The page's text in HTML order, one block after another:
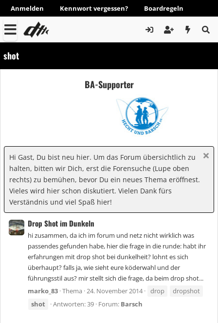
Anmelden Kennwort vergessen? Boardregeln
shot
BA-Supporter
Hi Gast, Du bist neu hier. Um das Forum übersichtlich zu
halten, bitten wir Dich, erst die Forensuche (Lupe oben
rechts) zu bemühen, bevor Du ein neues Thema eröffnest.
Vieles wird hier schon diskutiert. Vielen Dank fürs
Verständnis und viel Spaß hier!
Drop Shot im Dunkeln
hi zusammen, da ich im forum und netz nicht wirklich was
passendes gefunden habe, hier die frage in die runde: habt ihr
erfahrungen mit drop shot bei dunkelheit? lohnt es sich
überhaupt? falls ja, wie sieht eure köderwahl und der
führungsstil aus? mir stellt sich die frage, da beim drop shot...
marko_83 Thema 24. November 2014 drop
dropshot
shot
Antworten: 39 Forum: Barsch